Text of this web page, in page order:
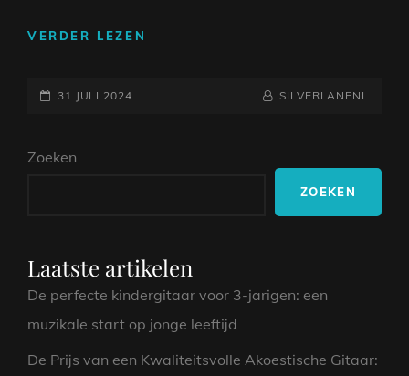
VERDER LEZEN
BOOMWHACKERS
GEPLAATST
31 JULI 2024 NAAMREGEL
BYLINE
SILVERLANENL
Zoeken
ZOEKEN
Laatste artikelen
De perfecte kindergitaar voor 3-jarigen: een
muzikale start op jonge leeftijd
De Prijs van een Kwaliteitsvolle Akoestische Gitaar: